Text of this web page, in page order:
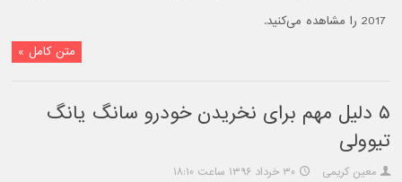
2017 را مشاهده می‌کنید.
متن کامل »
۵ دلیل مهم برای نخریدن خودرو سانگ یانگ
تیوولی
معین کریمی ۳۰ خرداد ۱۳۹۶ ساعت ۱۸:۱۰